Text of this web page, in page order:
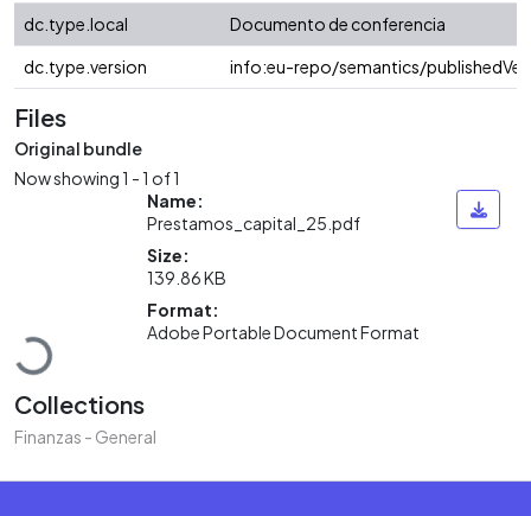
dc.type.local
Documento de conferencia
dc.type.version
info:eu-repo/semantics/
Files
Original bundle
Now showing1 - 1 of 1
Loading...
Name:
Prestamos_capital_25.pdf
Size:
139.86 KB
Format:
Adobe Portable Document Format
Collections
Finanzas - General